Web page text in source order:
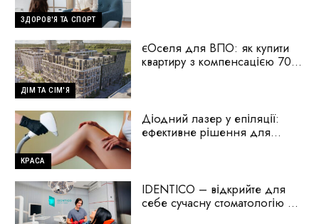
ЗДОРОВ'Я ТА СПОРТ
ДІМ ТА СІМ'Я
єОселя для ВПО: як купити
квартиру з компенсацією 70%
КРАСА
Діодний лазер у епіляції:
ефективне рішення для
IDENTICO – відкрийте для
себе сучасну стоматологію на